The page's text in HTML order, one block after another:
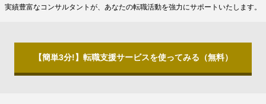
実績豊富なコンサルタントが、あなたの転職活動を強力にサポートいたします。
【簡単3分!】転職支援サービスを使ってみる（無料）